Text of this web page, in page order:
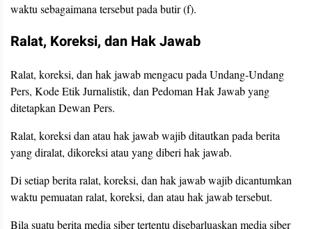
waktu sebagaimana tersebut pada butir (f).
Ralat, Koreksi, dan Hak Jawab
Ralat, koreksi, dan hak jawab mengacu pada Undang-Undang
Pers, Kode Etik Jurnalistik, dan Pedoman Hak Jawab yang
ditetapkan Dewan Pers.
Ralat, koreksi dan atau hak jawab wajib ditautkan pada berita
yang diralat, dikoreksi atau yang diberi hak jawab.
Di setiap berita ralat, koreksi, dan hak jawab wajib dicantumkan
waktu pemuatan ralat, koreksi, dan atau hak jawab tersebut.
Bila suatu berita media siber tertentu disebarluaskan media siber